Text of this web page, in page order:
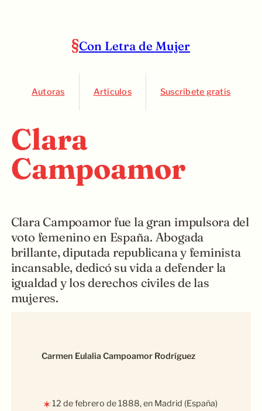
Con Letra de Mujer
Autoras Artículos Suscríbete gratis
Clara
Campoamor
Clara Campoamor fue la gran impulsora del
voto femenino en España. Abogada
brillante, diputada republicana y feminista
incansable, dedicó su vida a defender la
igualdad y los derechos civiles de las
mujeres.
Carmen Eulalia Campoamor Rodríguez
✶12 de febrero de 1888, en Madrid (España)